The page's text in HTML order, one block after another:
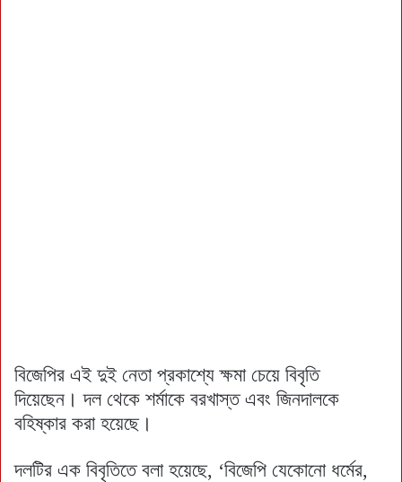
বিজেপির এই দুই নেতা প্রকাশ্যে ক্ষমা চেয়ে বিবৃতি
দিয়েছেন। দল থেকে শর্মাকে বরখাস্ত এবং জিনদালকে
বহিষ্কার করা হয়েছে।
দলটির এক বিবৃতিতে বলা হয়েছে, ‘বিজেপি যেকোনো ধর্মের,